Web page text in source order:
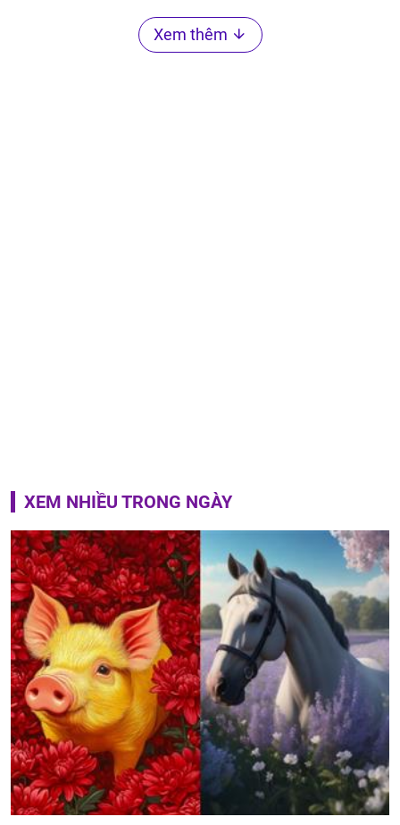
Xem thêm
XEM NHIỀU TRONG NGÀY